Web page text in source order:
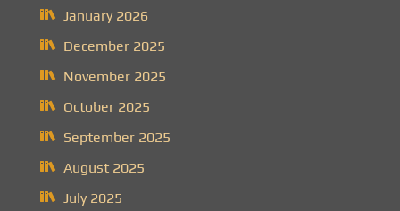
January 2026
December 2025
November 2025
October 2025
September 2025
August 2025
July 2025